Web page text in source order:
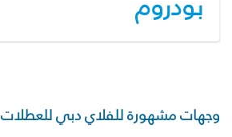
وجهات مشهورة للفلاي دبي للعطلات